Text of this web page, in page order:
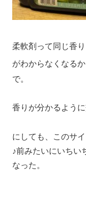
柔軟剤って同じ香
がわからなくなる
で。
香りが分かるよう
にしても、このサ
♪前みたいにいちい
なった。